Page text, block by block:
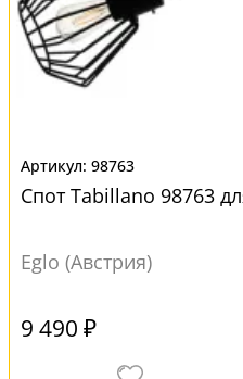
98763
Спот Tabillano 98763
Eglo (Австрия)
9 490 ₽